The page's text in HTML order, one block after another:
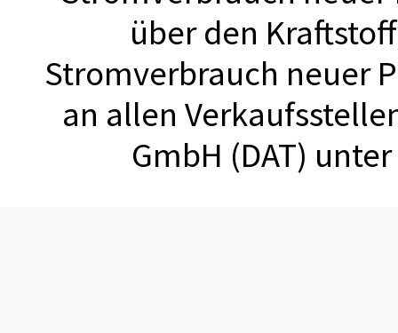
über den
Stromverbrauch neuer
an allen
GmbH (DAT) unter